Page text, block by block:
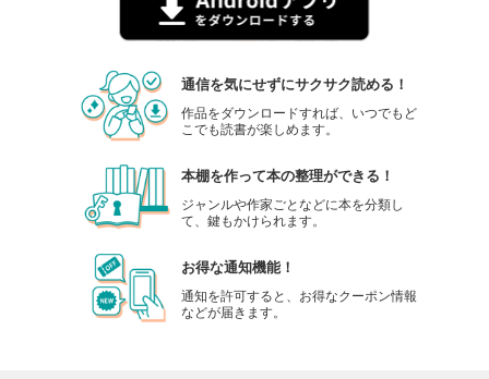
通信を気にせずにサクサク読める！
作品をダウンロードすれば、いつでもど
こでも読書が楽しめます。
本棚を作って本の整理ができる！
ジャンルや作家ごとなどに本を分類し
て、鍵もかけられます。
お得な通知機能！
通知を許可すると、お得なクーポン情報
などが届きます。